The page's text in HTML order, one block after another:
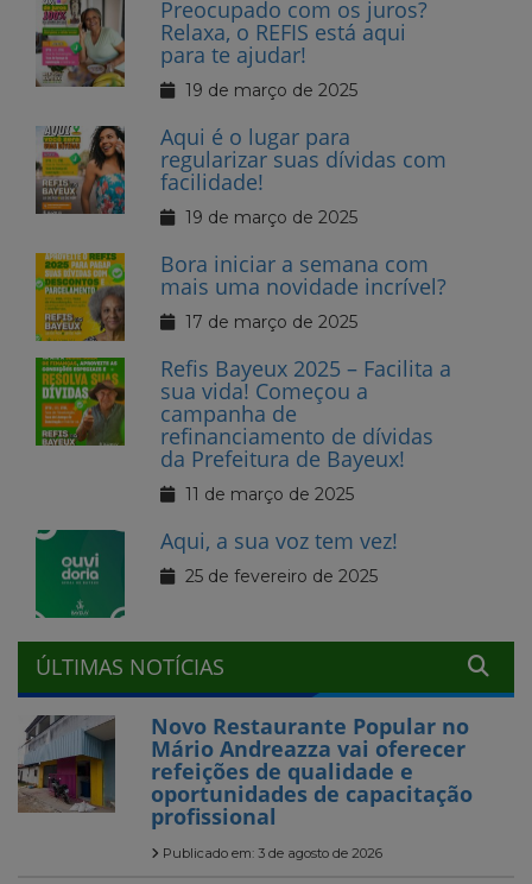
Preocupado com os juros?
Relaxa, o REFIS está aqui
para te ajudar!
19 de março de 2025
Aqui é o lugar para
regularizar suas dívidas com
facilidade!
19 de março de 2025
Bora iniciar a semana com
mais uma novidade incrível?
17 de março de 2025
Refis Bayeux 2025 – Facilita a
sua vida! Começou a
campanha de
refinanciamento de dívidas
da Prefeitura de Bayeux!
11 de março de 2025
Aqui, a sua voz tem vez!
25 de fevereiro de 2025
ÚLTIMAS NOTÍCIAS
Novo Restaurante Popular no
Mário Andreazza vai oferecer
refeições de qualidade e
oportunidades de capacitação
profissional
Publicado em: 3 de agosto de 2026